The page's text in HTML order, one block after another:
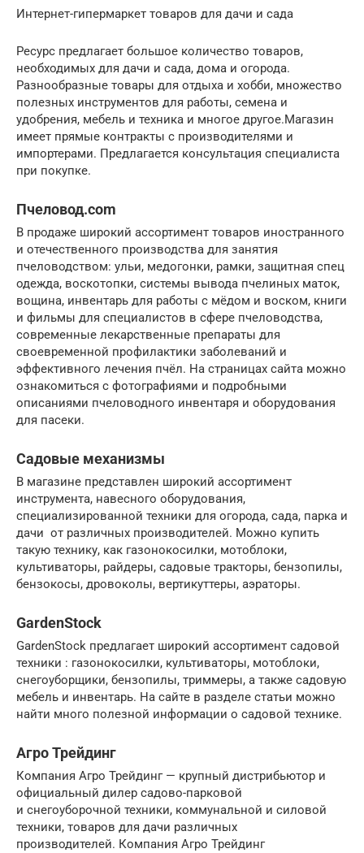
Интернет-гипермаркет товаров для дачи и сада
Ресурс предлагает большое количество товаров,
необходимых для дачи и сада, дома и огорода.
Разнообразные товары для отдыха и хобби, множество
полезных инструментов для работы, семена и
удобрения, мебель и техника и многое другое.Магазин
имеет прямые контракты с производителями и
импортерами. Предлагается консультация специалиста
при покупке.
Пчеловод.com
В продаже широкий ассортимент товаров иностранного
и отечественного производства для занятия
пчеловодством: ульи, медогонки, рамки, защитная спец
одежда, воскотопки, системы вывода пчелиных маток,
вощина, инвентарь для работы с мёдом и воском, книги
и фильмы для специалистов в сфере пчеловодства,
современные лекарственные препараты для
своевременной профилактики заболеваний и
эффективного лечения пчёл. На страницах сайта можно
ознакомиться с фотографиями и подробными
описаниями пчеловодного инвентаря и оборудования
для пасеки.
Садовые механизмы
В магазине представлен широкий ассортимент
инструмента, навесного оборудования,
специализированной техники для огорода, сада, парка и
дачи от различных производителей. Можно купить
такую технику, как газонокосилки, мотоблоки,
культиваторы, райдеры, садовые тракторы, бензопилы,
бензокосы, дровоколы, вертикуттеры, аэраторы.
GardenStock
GardenStock предлагает широкий ассортимент садовой
техники : газонокосилки, культиваторы, мотоблоки,
снегоуборщики, бензопилы, триммеры, а также садовую
мебель и инвентарь. На сайте в разделе статьи можно
найти много полезной информации о садовой технике.
Агро Трейдинг
Компания Агро Трейдинг — крупный дистрибьютор и
официальный дилер садово-парковой
и снегоуборочной техники, коммунальной и силовой
техники, товаров для дачи различных
производителей. Компания Агро Трейдинг